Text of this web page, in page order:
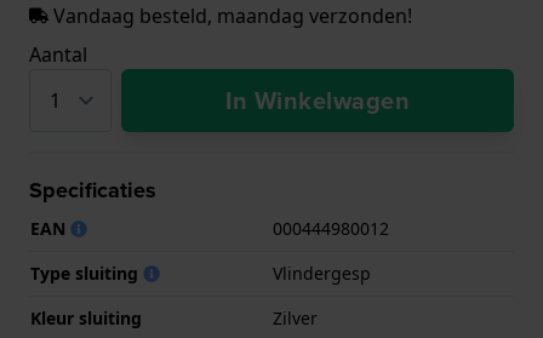
Vandaag besteld, maandag verzonden!
Aantal
In Winkelwagen
Specificaties
EAN
000444980012
Type sluiting
Vlindergesp
Kleur sluiting
Zilver